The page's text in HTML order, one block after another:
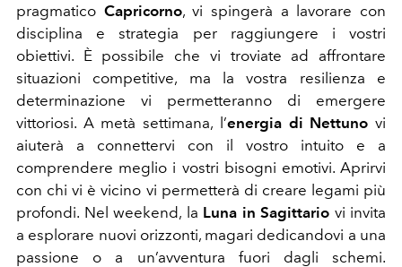
pragmatico Capricorno, vi spingerà a lavorare con
disciplina e strategia per raggiungere i vostri
obiettivi. È possibile che vi troviate ad affrontare
situazioni competitive, ma la vostra resilienza e
determinazione vi permetteranno di emergere
vittoriosi. A metà settimana, l’energia di Nettuno vi
aiuterà a connettervi con il vostro intuito e a
comprendere meglio i vostri bisogni emotivi. Aprirvi
con chi vi è vicino vi permetterà di creare legami più
profondi. Nel weekend, la Luna in Sagittario vi invita
a esplorare nuovi orizzonti, magari dedicandovi a una
passione o a un’avventura fuori dagli schemi.